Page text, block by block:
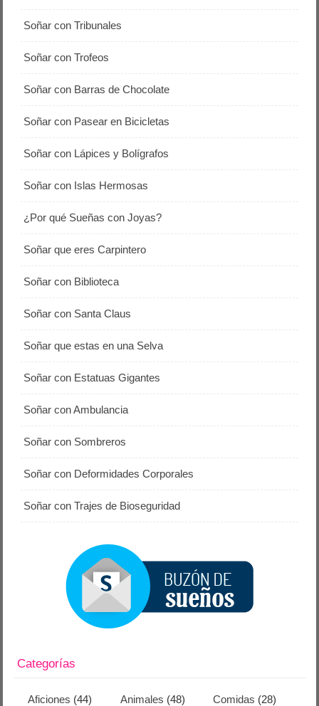
Soñar con Tribunales
Soñar con Trofeos
Soñar con Barras de Chocolate
Soñar con Pasear en Bicicletas
Soñar con Lápices y Bolígrafos
Soñar con Islas Hermosas
¿Por qué Sueñas con Joyas?
Soñar que eres Carpintero
Soñar con Biblioteca
Soñar con Santa Claus
Soñar que estas en una Selva
Soñar con Estatuas Gigantes
Soñar con Ambulancia
Soñar con Sombreros
Soñar con Deformidades Corporales
Soñar con Trajes de Bioseguridad
Categorías
Aficiones (44) Animales (48) Comidas (28)